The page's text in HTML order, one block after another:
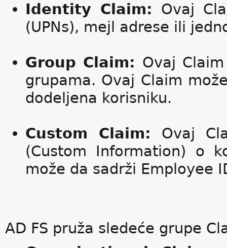
Identity Claim: Ovaj
(UPNs), mejl adrese ili
Group Claim: Ovaj
grupama. Ovaj Claim
dodeljena korisniku.
Custom Claim: Ovaj
(Custom Information) o
može da sadrži Employee
AD FS pruža sledeće grupe